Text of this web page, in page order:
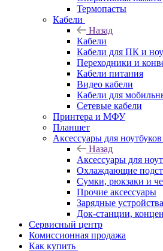
Термопасты
Кабели
Назад
Кабели
Кабели для ПК и
Переходники и
Кабели питания
Видео кабели
Кабели для
Сетевые кабели
Принтера и МФУ
Планшет
Аксессуары для ноутбуков
Назад
Аксессуары для
Охлаждающие
Сумки, рюкзаки и
Прочие аксессуары
Зарядные
Док-станции,
Сервисный центр
Комиссионная продажа
Как купить